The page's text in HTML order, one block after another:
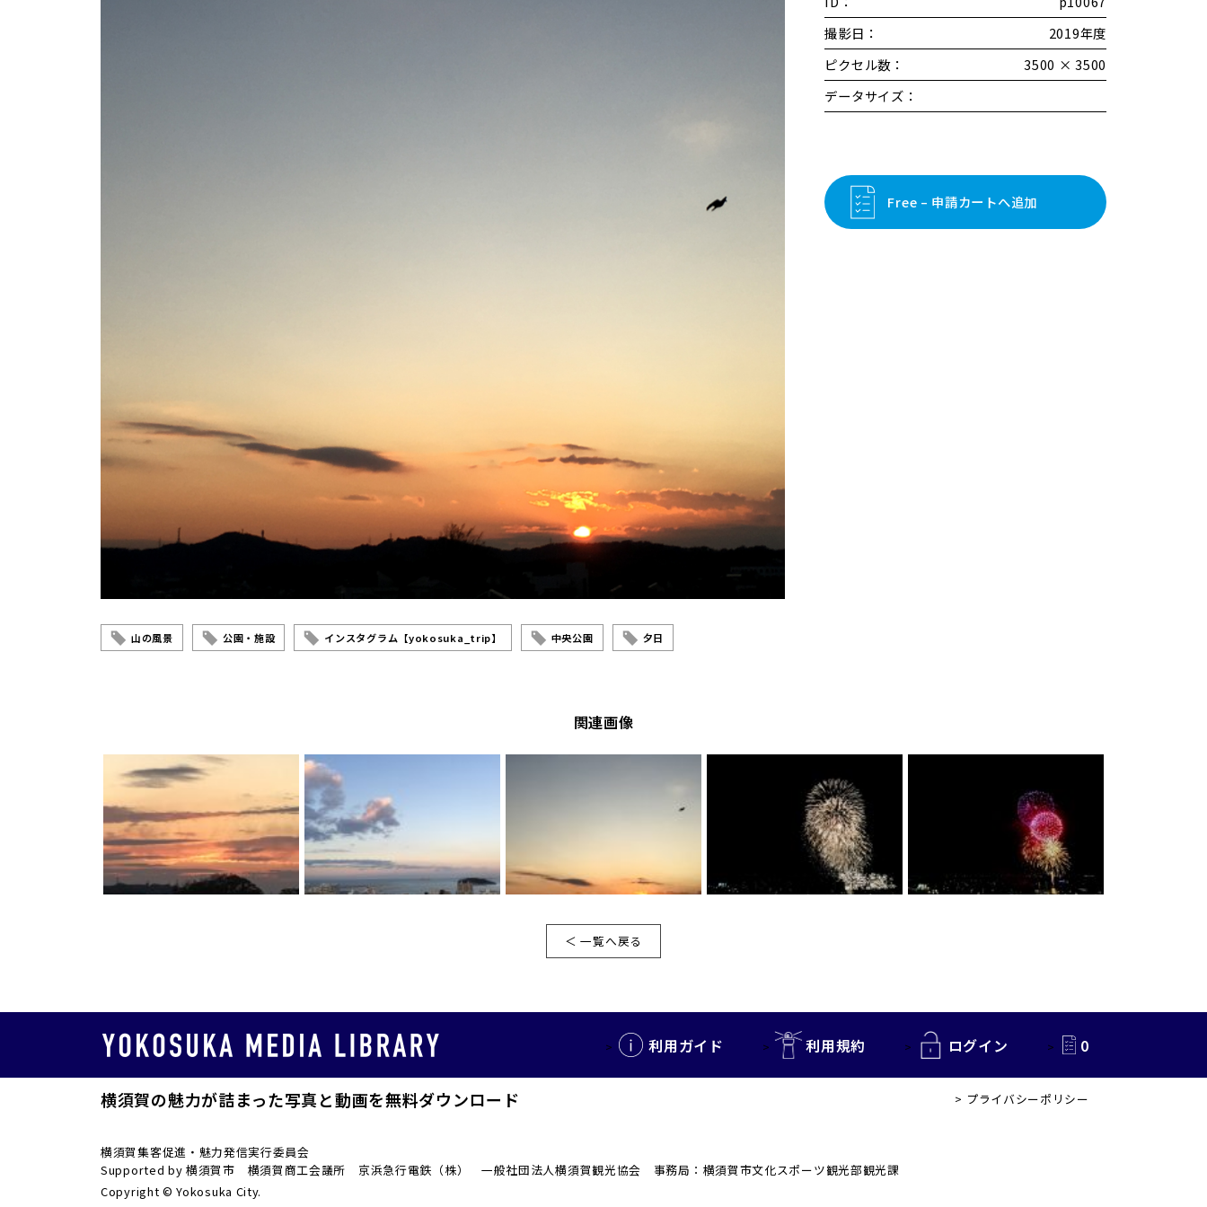
山の風景 公園・施設 インスタグラム【yokosuka_trip】 中央公園 夕日
撮影日：
2019年度
ピクセル数：
3500 × 3500
データサイズ：
Free – 申請カートへ追加
関連画像
＜ 一覧へ戻る
利用ガイド 利用規約 ログイン 0
横須賀の魅力が詰まった写真と動画を無料ダウンロード プライバシーポリシー
横須賀集客促進・魅力発信実行委員会
Supported by 横須賀市 横須賀商工会議所 京浜急行電鉄（株） 一般社団法人横須賀観光協会 事務局：横須賀市文化スポーツ観光部観光課
Copyright © Yokosuka City.